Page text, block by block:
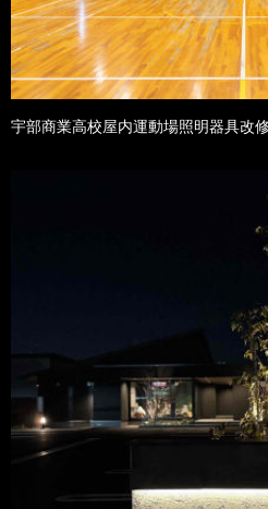
宇部商業高校屋内運動場照明器具改